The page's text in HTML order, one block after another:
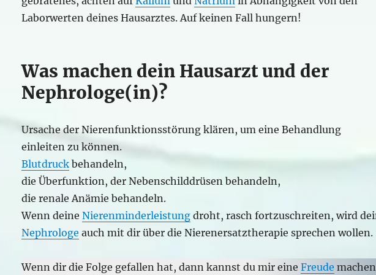
Laborwerten deines Hausarztes. Auf keinen Fall hungern!
Was machen dein Hausarzt und der
Nephrologe(in)?
Ursache der Nierenfunktionsstörung klären, um eine Behandlung
einleiten zu können.
Blutdruckbehandeln,
die Überfunktion, der Nebenschilddrüsen behandeln,
die renale Anämie behandeln.
Wenn deine Nierenminderleistungdroht, rasch fortzuschreiten, wird
Nephrologe auch mit dir über die Nierenersatztherapie sprechen wollen.
Wenn dir die Folge gefallen hat, dann kannst du mir eine Freude